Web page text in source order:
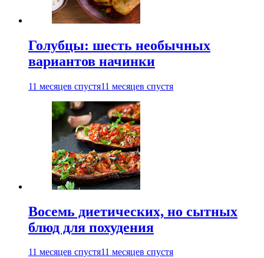
Голубцы: шесть необычных
вариантов начинки
11 месяцев спустя11 месяцев спустя
Восемь диетических, но сытных
блюд для похудения
11 месяцев спустя11 месяцев спустя